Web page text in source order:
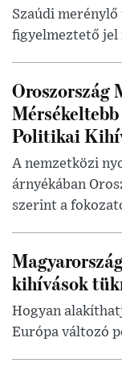
Szaúdi
figyelmeztető jel
Oroszország
Politikai
A nemzetközi
árnyékában
szerint a
kihívások
Hogyan
Európa változó